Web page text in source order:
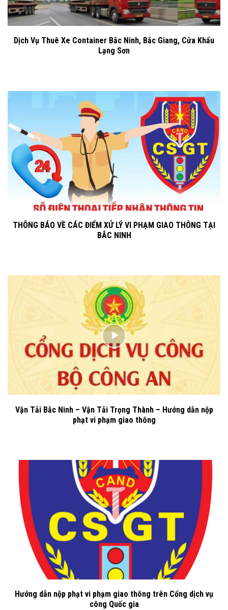
Dịch Vụ Thuê Xe Container Bắc Ninh, Bắc Giang, Cửa Khẩu
Lạng Sơn
THÔNG BÁO VỀ CÁC ĐIỂM XỬ LÝ VI PHẠM GIAO THÔNG TẠI
BẮC NINH
Vận Tải Bắc Ninh – Vận Tải Trọng Thành – Hướng dẫn nộp
phạt vi phạm giao thông
Hướng dẫn nộp phạt vi phạm giao thông trên Cổng dịch vụ
công Quốc gia